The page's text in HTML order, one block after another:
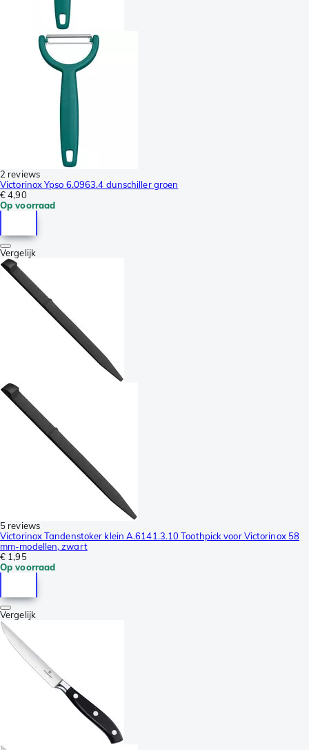
2 reviews
Victorinox Ypso 6.0963.4 dunschiller groen
€ 4,90
Op voorraad
Vergelijk
5 reviews
Victorinox Tandenstoker klein A.6141.3.10 Toothpick voor Victorinox 58
mm-modellen, zwart
€ 1,95
Op voorraad
Vergelijk